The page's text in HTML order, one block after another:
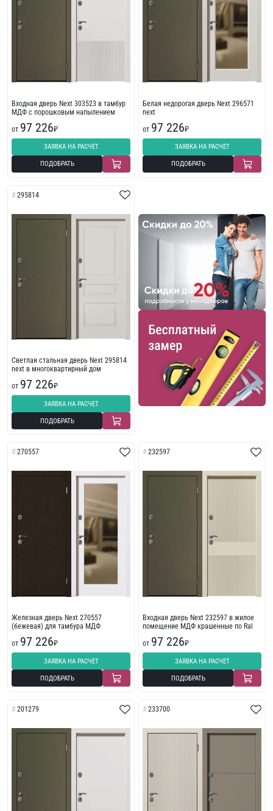
Входная дверь Next 303523 в тамбур
МДФ с порошковым напылением
от 97 226₽
ЗАЯВКА НА РАСЧЕТ
ПОДОБРАТЬ
Белая недорогая дверь Next 296571
next
от 97 226₽
ЗАЯВКА НА РАСЧЕТ
ПОДОБРАТЬ
295814
Светлая стальная дверь Next 295814
next в многоквартирный дом
от 97 226₽
ЗАЯВКА НА РАСЧЕТ
ПОДОБРАТЬ
270557
Железная дверь Next 270557
(бежевая) для тамбура МДФ
от 97 226₽
ЗАЯВКА НА РАСЧЕТ
ПОДОБРАТЬ
232597
Входная дверь Next 232597 в жилое
помещение МДФ крашенные по Ral
от 97 226₽
ЗАЯВКА НА РАСЧЕТ
ПОДОБРАТЬ
201279 233700